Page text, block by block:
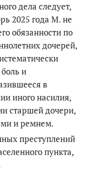
дела следует,
2025 года М. не
обязанности по
дочерей,
и
в
иного насилия,
старшей дочери,
и ремнем.
преступлений
пункта,